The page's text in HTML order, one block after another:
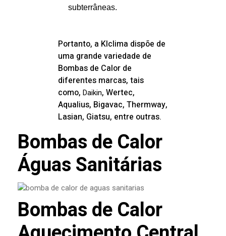
subterrâneas.
Portanto, a Klclima dispõe de
uma grande variedade de
Bombas de Calor de
diferentes marcas, tais
como, Daikin, Wertec,
Aqualius, Bigavac, Thermway,
Lasian, Giatsu, entre outras.
Bombas de Calor
Águas Sanitárias
Bombas de Calor